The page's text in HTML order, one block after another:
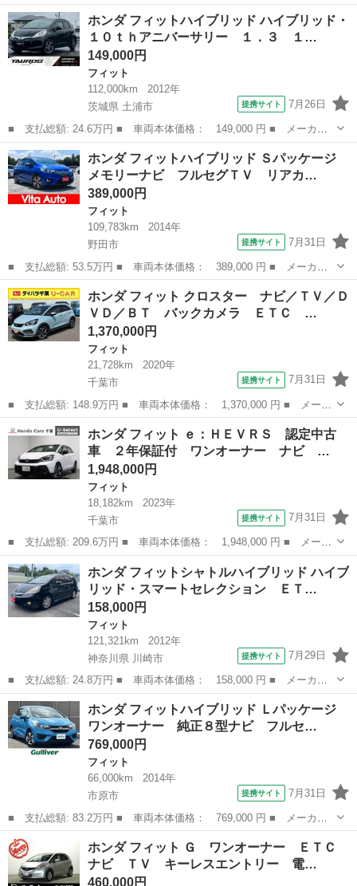
ー名： ホンダ ■ 車種名： フィットハイブリッド ■ グレード
名： Ｓ ホンダセンシング 禁煙１２セグＭナビＢカメラＬＥＤラ
イトＥＴＣ...
千葉 成田市 フィット
ホンダ フィットハイブリッド ハイブリッド・
１０ｔｈアニバーサリー １．３ １…
149,000円
フィット
112,000km
2012年
茨城県 土浦市
提携サイト 7月26日
■ 支払総額: 24.6万円 ■ 車両本体価格： 149,000 円 ■ メーカー
名： ホンダ ■ 車種名： フィットハイブリッド ■ グレード
名： ハイブリッド・１０ｔｈアニバーサリー １．３ １０ｔｈア
ニバーサリー Ｃ...
茨城 土浦市 フィット
ホンダ フィットハイブリッド Ｓパッケージ
メモリーナビ フルセグＴＶ リアカ…
389,000円
フィット
109,783km
2014年
野田市
提携サイト 7月31日
■ 支払総額: 53.5万円 ■ 車両本体価格： 389,000 円 ■ メーカー
名： ホンダ ■ 車種名： フィットハイブリッド ■ グレード
名： Ｓパッケージ メモリーナビ フルセグＴＶ リアカメラ ス
マートキー ＬＥ...
千葉 野田市 フィット
ホンダ フィット クロスター ナビ／ＴＶ／Ｄ
ＶＤ／ＢＴ バックカメラ ＥＴＣ …
1,370,000円
フィット
21,728km
2020年
千葉市
提携サイト 7月31日
■ 支払総額: 148.9万円 ■ 車両本体価格： 1,370,000 円 ■ メーカ
ー名： ホンダ ■ 車種名： フィット ■ グレード名： クロスタ
ー ナビ／ＴＶ／ＤＶＤ／ＢＴ バックカメラ ＥＴＣ ＬＥＤヘッ
ドライト...
千葉市 フィット
ホンダ フィット ｅ：ＨＥＶＲＳ 認定中古
車 ２年保証付 ワンオーナー ナビ …
1,948,000円
フィット
18,182km
2023年
千葉市
提携サイト 7月31日
■ 支払総額: 209.6万円 ■ 車両本体価格： 1,948,000 円 ■ メーカ
ー名： ホンダ ■ 車種名： フィット ■ グレード名： ｅ：ＨＥ
ＶＲＳ 認定中古車 ２年保証付 ワンオーナー ナビ Ｂカメラ
ＥＴＣ ...
千葉 千葉市 フィット
ホンダ フィットシャトルハイブリッド ハイブ
リッド・スマートセレクション ＥＴ…
158,000円
フィット
121,321km
2012年
神奈川県 川崎市
提携サイト 7月29日
■ 支払総額: 24.8万円 ■ 車両本体価格： 158,000 円 ■ メーカー
名： ホンダ ■ 車種名： フィットシャトルハイブリッド ■ グレ
ード名： ハイブリッド・スマートセレクション ＥＴＣ バックカ
メラ ナビ ...
神奈川 川崎市 フィット
ホンダ フィットハイブリッド Ｌパッケージ
ワンオーナー 純正８型ナビ フルセ…
769,000円
フィット
66,000km
2014年
市原市
提携サイト 7月31日
■ 支払総額: 83.2万円 ■ 車両本体価格： 769,000 円 ■ メーカー
名： ホンダ ■ 車種名： フィットハイブリッド ■ グレード
名： Ｌパッケージ ワンオーナー 純正８型ナビ フルセグＴＶ
Ｂｌｕｅｔｏｏｔ...
千葉 フィット
ホンダ フィット Ｇ ワンオーナー ＥＴＣ
ナビ ＴＶ キーレスエントリー 電…
460,000円